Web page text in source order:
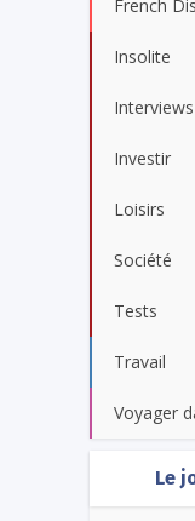
French
Insolite
Interviews
Investir
Loisirs
Société
Tests
Travail
Voyager
Le